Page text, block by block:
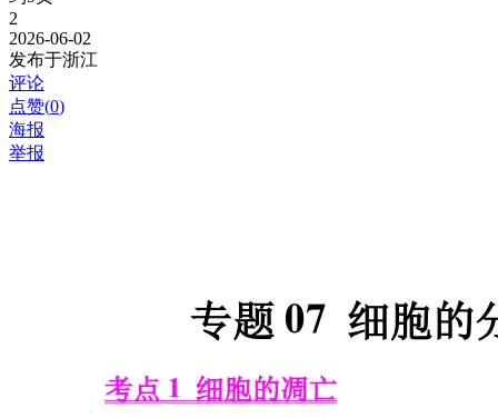
2
2026-06-02
发布于浙江
评论
点赞(0)
海报
举报